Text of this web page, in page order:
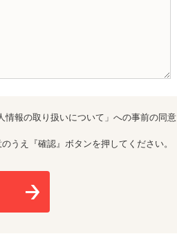
情報の取り扱いについて」への事前の同意
うえ『確認』ボタンを押してください。